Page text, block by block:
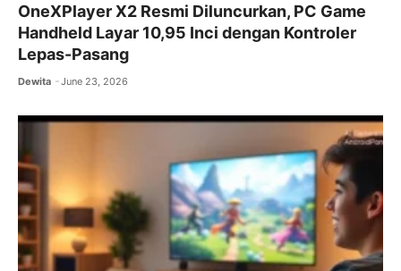
OneXPlayer X2 Resmi Diluncurkan, PC Game
Handheld Layar 10,95 Inci dengan Kontroler
Lepas-Pasang
Dewita June 23, 2026